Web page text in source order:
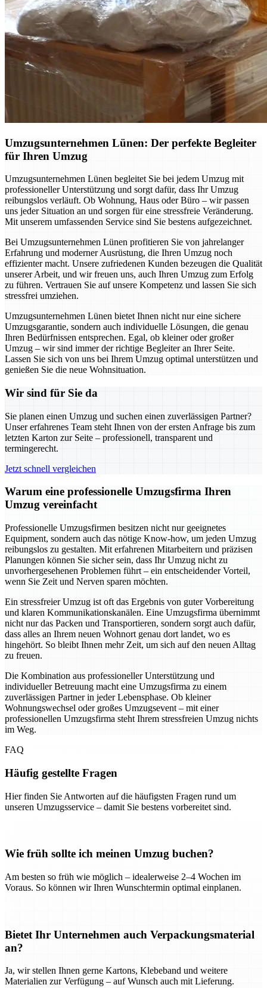
Umzugsunternehmen Lünen: Der perfekte Begleiter
für Ihren Umzug
Umzugsunternehmen Lünen begleitet Sie bei jedem Umzug mit
professioneller Unterstützung und sorgt dafür, dass Ihr Umzug
reibungslos verläuft. Ob Wohnung, Haus oder Büro – wir passen
uns jeder Situation an und sorgen für eine stressfreie Veränderung.
Mit unserem umfassenden Service sind Sie bestens aufgezeichnet.
Bei Umzugsunternehmen Lünen profitieren Sie von jahrelanger
Erfahrung und moderner Ausrüstung, die Ihren Umzug noch
effizienter macht. Unsere zufriedenen Kunden bezeugen die Qualität
unserer Arbeit, und wir freuen uns, auch Ihren Umzug zum Erfolg
zu führen. Vertrauen Sie auf unsere Kompetenz und lassen Sie sich
stressfrei umziehen.
Umzugsunternehmen Lünen bietet Ihnen nicht nur eine sichere
Umzugsgarantie, sondern auch individuelle Lösungen, die genau
Ihren Bedürfnissen entsprechen. Egal, ob kleiner oder großer
Umzug – wir sind immer der richtige Begleiter an Ihrer Seite.
Lassen Sie sich von uns bei Ihrem Umzug optimal unterstützen und
genießen Sie die neue Wohnsituation.
Wir sind für Sie da
Sie planen einen Umzug und suchen einen zuverlässigen Partner?
Unser erfahrenes Team steht Ihnen von der ersten Anfrage bis zum
letzten Karton zur Seite – professionell, transparent und
termingerecht.
Jetzt schnell vergleichen
Warum eine professionelle Umzugsfirma Ihren
Umzug vereinfacht
Professionelle Umzugsfirmen besitzen nicht nur geeignetes
Equipment, sondern auch das nötige Know-how, um jeden Umzug
reibungslos zu gestalten. Mit erfahrenen Mitarbeitern und präzisen
Planungen können Sie sicher sein, dass Ihr Umzug nicht zu
unvorhergesehenen Problemen führt – ein entscheidender Vorteil,
wenn Sie Zeit und Nerven sparen möchten.
Ein stressfreier Umzug ist oft das Ergebnis von guter Vorbereitung
und klaren Kommunikationskanälen. Eine Umzugsfirma übernimmt
nicht nur das Packen und Transportieren, sondern sorgt auch dafür,
dass alles an Ihrem neuen Wohnort genau dort landet, wo es
hingehört. So bleibt Ihnen mehr Zeit, um sich auf den neuen Alltag
zu freuen.
Die Kombination aus professioneller Unterstützung und
individueller Betreuung macht eine Umzugsfirma zu einem
zuverlässigen Partner in jeder Lebensphase. Ob kleiner
Wohnungswechsel oder großes Umzugsevent – mit einer
professionellen Umzugsfirma steht Ihrem stressfreien Umzug nichts
im Weg.
FAQ
Häufig gestellte Fragen
Hier finden Sie Antworten auf die häufigsten Fragen rund um
unseren Umzugsservice – damit Sie bestens vorbereitet sind.
Wie früh sollte ich meinen Umzug buchen?
Am besten so früh wie möglich – idealerweise 2–4 Wochen im
Voraus. So können wir Ihren Wunschtermin optimal einplanen.
Bietet Ihr Unternehmen auch Verpackungsmaterial
an?
Ja, wir stellen Ihnen gerne Kartons, Klebeband und weitere
Materialien zur Verfügung – auf Wunsch auch mit Lieferung.